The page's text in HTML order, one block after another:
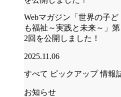
Webマガジン「世界の子ど
も福祉～実践と未来～」第
2回を公開しました！
2025.11.06
すべて ピックアップ 情報
お知らせ